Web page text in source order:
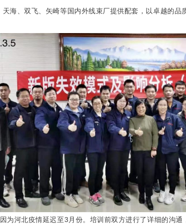
海、双飞、矢崎等国内外线束厂提供配套，以卓越的品
为河北疫情延迟至3月份。培训前双方进行了详细的沟